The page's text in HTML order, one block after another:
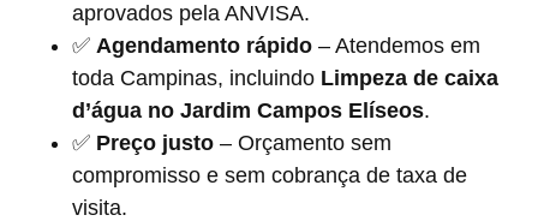
aprovados pela ANVISA.
✅ Agendamento rápido – Atendemos em
toda Campinas, incluindo Limpeza de caixa
d’água no Jardim Campos Elíseos.
✅ Preço justo – Orçamento sem
compromisso e sem cobrança de taxa de
visita.